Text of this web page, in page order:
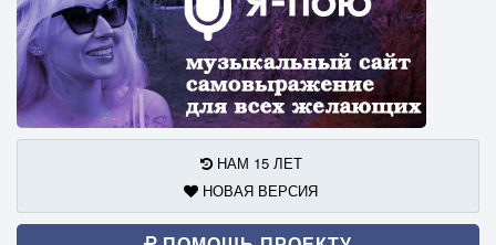
НАМ 15 ЛЕТ
НОВАЯ ВЕРСИЯ